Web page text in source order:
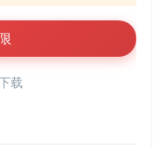
载